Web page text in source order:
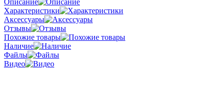
Характеристики
Аксессуары
Отзывы
Похожие товары
Наличие
Файлы
Видео